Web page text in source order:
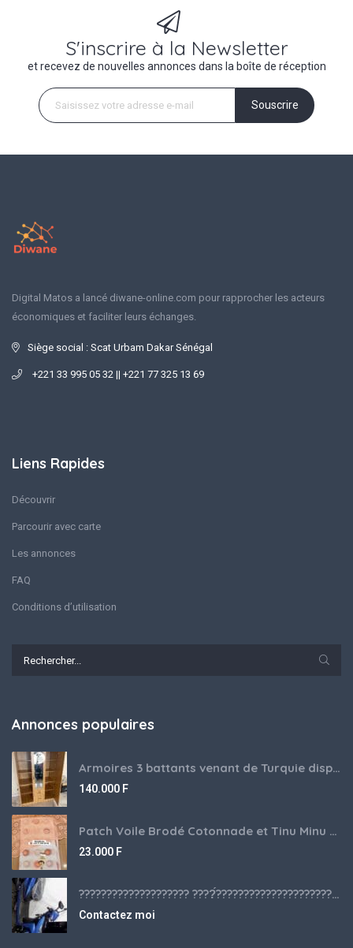
S'inscrire à la Newsletter
et recevez de nouvelles annonces dans la boîte de réception
Souscrire
Digital Matos a lancé diwane-online.com pour rapprocher les acteurs
économiques et faciliter leurs échanges.
Siège social : Scat Urbam Dakar Sénégal
+221 33 995 05 32 || +221 77 325 13 69
Liens Rapides
Découvrir
Parcourir avec carte
Les annonces
FAQ
Conditions d’utilisation
Annonces populaires
Armoires 3 battants venant de Turquie disponibles
140.000 F
Patch Voile Brodé Cotonnade et Tinu Minu de l’Inde ???????? ????
23.000 F
???????????????????? ????́???????????????????????????????????????? à vendre
Contactez moi